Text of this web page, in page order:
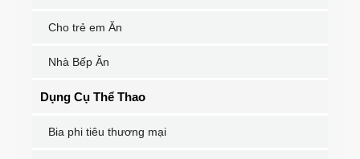
Cho trẻ em Ăn
Nhà Bếp Ăn
Dụng Cụ Thể Thao
Bia phi tiêu thương mại